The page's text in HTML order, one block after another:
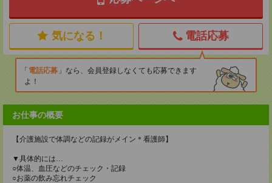
気になる！ 電話応募
電話応募
なら、会員登録しなくても応募できます
よ！
お仕事の概要
【介護施設で体調などの記録がメイン＊看護師】
▼具体的には…
○体温、血圧などのチェック・記録
○お薬の飲み忘れチェック